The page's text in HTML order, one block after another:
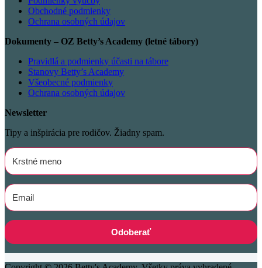
Obchodné podmienky
Ochrana osobných údajov
Dokumenty – OZ Betty’s Academy (letné tábory)
Pravidlá a podmienky účasti na tábore
Stanovy Betty’s Academy
Všeobecné podmienky
Ochrana osobných údajov
Newsletter
Tipy a inšpirácia pre rodičov. Žiadny spam.
Odoberať